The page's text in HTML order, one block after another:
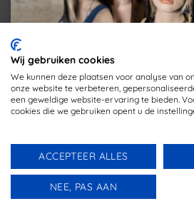
IDeal
All rights reserved. Designed &
Wij gebruiken cookies
We kunnen deze plaatsen voor analyse van
onze website te verbeteren,
een geweldige website-ervaring te bieden.
cookies die we gebruiken opent u de
ACCEPTEER ALLES
NEE, PAS AAN